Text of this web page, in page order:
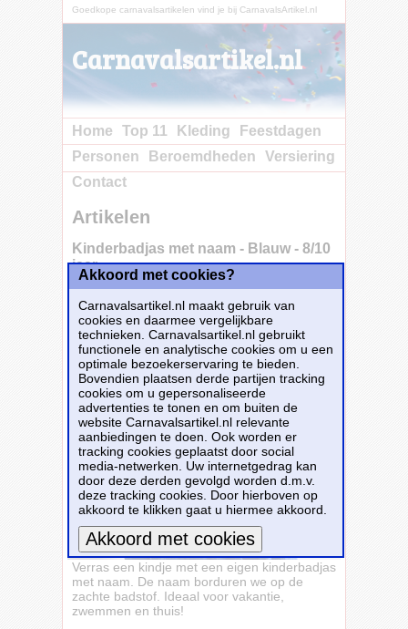
Goedkope carnavalsartikelen vind je bij CarnavalsArtikel.nl
Carnavalsartikel.nl
Home Top 11 Kleding
Feestdagen
Personen
Beroemdheden
Versiering
Contact
Artikelen
Kinderbadjas met naam - Blauw - 8/10
jaar
Verras een kindje met een eigen kinderbadjas
met naam. De naam borduren we op de
zachte badstof. Ideaal voor vakantie,
zwemmen en thuis!
Akkoord met cookies?
Carnavalsartikel.nl maakt gebruik van
cookies en daarmee vergelijkbare
technieken. Carnavalsartikel.nl gebruikt
functionele en analytische cookies om u een
optimale bezoekerservaring te bieden.
Bovendien plaatsen derde partijen tracking
cookies om u gepersonaliseerde
advertenties te tonen en om buiten de
website Carnavalsartikel.nl relevante
aanbiedingen te doen. Ook worden er
tracking cookies geplaatst door social
media-netwerken. Uw internetgedrag kan
door deze derden gevolgd worden d.m.v.
deze tracking cookies. Door hierboven op
akkoord te klikken gaat u hiermee akkoord.
Meer informatie